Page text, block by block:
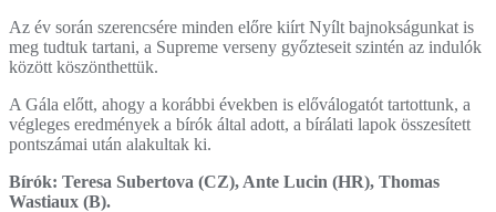
Az év során szerencsére minden előre kiírt Nyílt bajnokságunkat is
meg tudtuk tartani, a Supreme verseny győzteseit szintén az indulók
között köszönthettük.
A Gála előtt, ahogy a korábbi években is előválogatót tartottunk, a
végleges eredmények a bírók által adott, a bírálati lapok összesített
pontszámai után alakultak ki.
Bírók: Teresa Subertova (CZ), Ante Lucin (HR), Thomas
Wastiaux (B).